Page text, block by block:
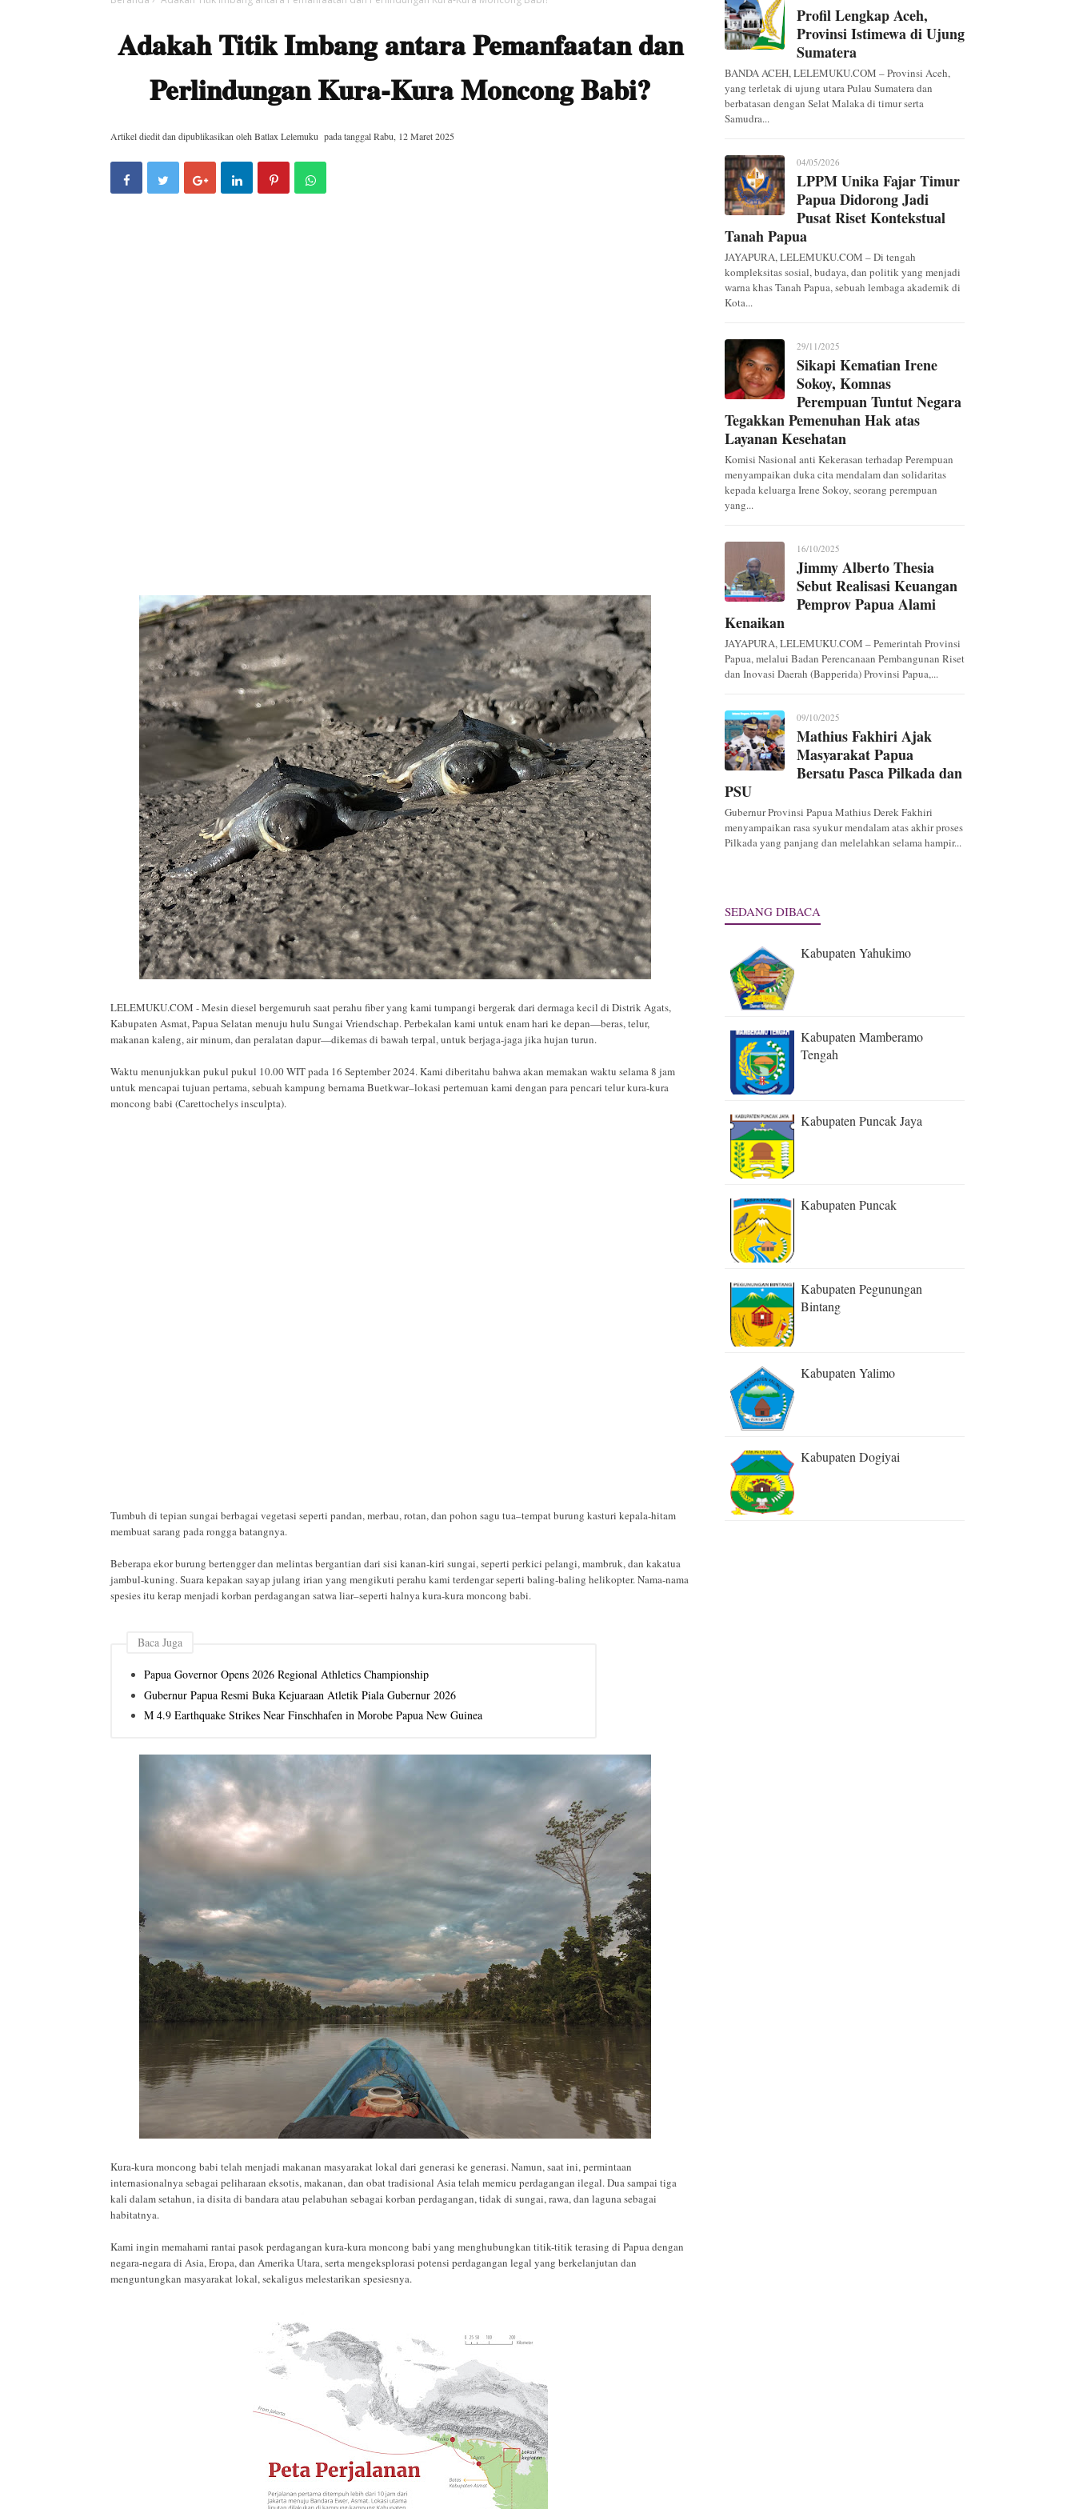
Adakah Titik Imbang antara Pemanfaatan dan
Perlindungan Kura-Kura Moncong Babi?
Artikel diedit dan dipublikasikan oleh Batlax Lelemuku pada tanggalRabu, 12 Maret 2025
LELEMUKU.COM - Mesin diesel bergemuruh saat perahu fiber yang kami tumpangi bergerak dari dermaga kecil di Distrik Agats,
Kabupaten Asmat, Papua Selatan menuju hulu Sungai Vriendschap. Perbekalan kami untuk enam hari ke depan—beras, telur,
makanan kaleng, air minum, dan peralatan dapur—dikemas di bawah terpal, untuk berjaga-jaga jika hujan turun.
Waktu menunjukkan pukul pukul 10.00 WIT pada 16 September 2024. Kami diberitahu bahwa akan memakan waktu selama 8 jam
untuk mencapai tujuan pertama, sebuah kampung bernama Buetkwar–lokasi pertemuan kami dengan para pencari telur kura-kura
moncong babi (Carettochelys insculpta).
Tumbuh di tepian sungai berbagai vegetasi seperti pandan, merbau, rotan, dan pohon sagu tua–tempat burung kasturi kepala-hitam
membuat sarang pada rongga batangnya.
Beberapa ekor burung bertengger dan melintas bergantian dari sisi kanan-kiri sungai, seperti perkici pelangi, mambruk, dan kakatua
jambul-kuning. Suara kepakan sayap julang irian yang mengikuti perahu kami terdengar seperti baling-baling helikopter. Nama-nama
spesies itu kerap menjadi korban perdagangan satwa liar–seperti halnya kura-kura moncong babi.
Baca Juga
Papua Governor Opens 2026 Regional Athletics Championship
Gubernur Papua Resmi Buka Kejuaraan Atletik Piala Gubernur 2026
M 4.9 Earthquake Strikes Near Finschhafen in Morobe Papua New Guinea
Kura-kura moncong babi telah menjadi makanan masyarakat lokal dari generasi ke generasi. Namun, saat ini, permintaan
internasionalnya sebagai peliharaan eksotis, makanan, dan obat tradisional Asia telah memicu perdagangan ilegal. Dua sampai tiga
kali dalam setahun, ia disita di bandara atau pelabuhan sebagai korban perdagangan, tidak di sungai, rawa, dan laguna sebagai
habitatnya.
Kami ingin memahami rantai pasok perdagangan kura-kura moncong babi yang menghubungkan titik-titik terasing di Papua dengan
negara-negara di Asia, Eropa, dan Amerika Utara, serta mengeksplorasi potensi perdagangan legal yang berkelanjutan dan
menguntungkan masyarakat lokal, sekaligus melestarikan spesiesnya.
Profil Lengkap Aceh,
Provinsi Istimewa di Ujung
Sumatera
BANDA ACEH, LELEMUKU.COM – Provinsi Aceh,
yang terletak di ujung utara Pulau Sumatera dan
berbatasan dengan Selat Malaka di timur serta
Samudra...
04/05/2026
LPPM Unika Fajar Timur
Papua Didorong Jadi
Pusat Riset Kontekstual
Tanah Papua
JAYAPURA, LELEMUKU.COM – Di tengah
kompleksitas sosial, budaya, dan politik yang menjadi
warna khas Tanah Papua, sebuah lembaga akademik di
Kota...
29/11/2025
Sikapi Kematian Irene
Sokoy, Komnas
Perempuan Tuntut Negara
Tegakkan Pemenuhan Hak atas
Layanan Kesehatan
Komisi Nasional anti Kekerasan terhadap Perempuan
menyampaikan duka cita mendalam dan solidaritas
kepada keluarga Irene Sokoy, seorang perempuan
yang...
16/10/2025
Jimmy Alberto Thesia
Sebut Realisasi Keuangan
Pemprov Papua Alami
Kenaikan
JAYAPURA, LELEMUKU.COM – Pemerintah Provinsi
Papua, melalui Badan Perencanaan Pembangunan Riset
dan Inovasi Daerah (Bapperida) Provinsi Papua,...
09/10/2025
Mathius Fakhiri Ajak
Masyarakat Papua
Bersatu Pasca Pilkada dan
PSU
Gubernur Provinsi Papua Mathius Derek Fakhiri
menyampaikan rasa syukur mendalam atas akhir proses
Pilkada yang panjang dan melelahkan selama hampir...
SEDANG DIBACA
Kabupaten Yahukimo
Kabupaten Mamberamo
Tengah
Kabupaten Puncak Jaya
Kabupaten Puncak
Kabupaten Pegunungan
Bintang
Kabupaten Yalimo
Kabupaten Dogiyai